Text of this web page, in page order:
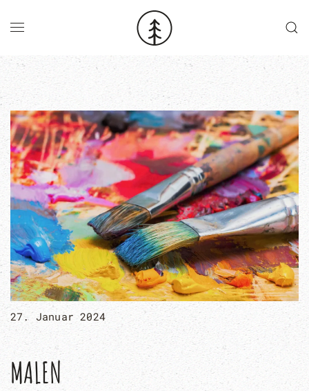
Skip to main content
27. Januar 2024
MALEN